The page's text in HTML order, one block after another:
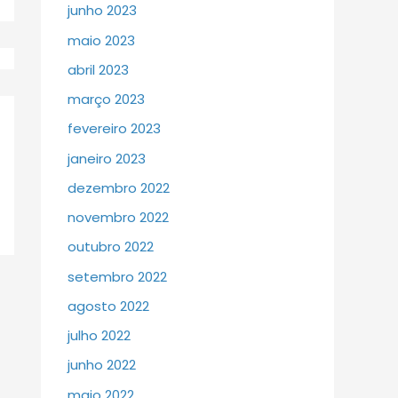
junho 2023
maio 2023
abril 2023
março 2023
fevereiro 2023
janeiro 2023
dezembro 2022
novembro 2022
outubro 2022
setembro 2022
agosto 2022
julho 2022
junho 2022